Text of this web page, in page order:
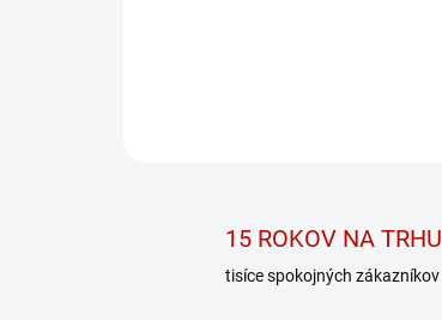
15 ROKOV NA TRHU
tisíce spokojných zákazníkov